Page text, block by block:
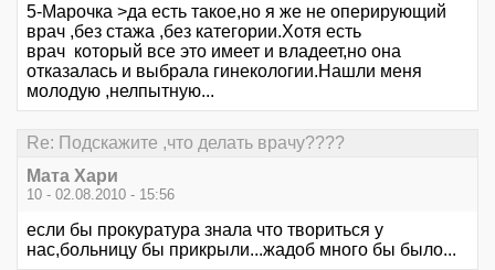
5-Марочка >да есть такое,но я же не оперирующий
врач ,без стажа ,без категории.Хотя есть
врач который все это имеет и владеет,но она
отказалась и выбрала гинекологии.Нашли меня
молодую ,нелпытную...
Re: Подскажите ,что делать врачу????
Мата Хари
10 - 02.08.2010 - 15:56
если бы прокуратура знала что твориться у
нас,больницу бы прикрыли...жадоб много бы было...